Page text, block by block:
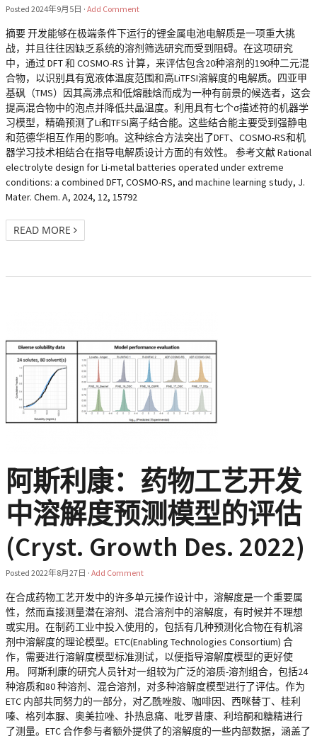
Posted 2024年9月5日 · Add Comment
摘要 开发能够在极端条件下运行的锂金属电池电解质是一项重大挑
战，并且往往因缺乏系统的溶剂筛选研究而受到阻碍。在这项研究
中，通过 DFT 和 COSMO-RS 计算，来评估包含20种溶剂的190种二元混
合物，以识别具有宽液体温度范围和高LiTFSI溶解度的电解质。四亚甲
基砜（TMS）因其高沸点和低熔融焓而成为一种有前景的候选者，这会
提高混合物中的泡点并降低共晶温度。利用具有七个σ描述符的机器学
习模型，精确预测了Li和TFSI离子结合能。这些结合能主要受到强静电
和范德华相互作用的影响。这种综合方法突出了DFT、COSMO-RS和机
器学习技术相结合在指导电解质设计方面的有效性。 参考文献 Rational
electrolyte design for Li-metal batteries operated under extreme
conditions: a combined DFT, COSMO-RS, and machine learning study, J.
Mater. Chem. A, 2024, 12, 15792
READ MORE
阿斯利康：药物工艺开发
中溶解度预测模型的评估
(Cryst. Growth Des. 2022)
Posted 2022年8月27日 · Add Comment
在合成药物工艺开发中的许多单元操作设计中，溶解度是一个重要属
性，然而直接测量潜在溶剂、混合溶剂中的溶解度，有时候并不理想
或实用。在制药工业中投入使用的，包括有几种预测化合物在有机溶
剂中溶解度的理论模型。ETC(Enabling Technologies Consortium) 合
作，需要进行溶解度模型标准测试，以便指导溶解度模型的更好使
用。 阿斯利康的研究人员针对一组较为广泛的溶质-溶剂组合，包括24
种溶质和80 种溶剂、混合溶剂，对多种溶解度模型进行了评估。作为
ETC 内部共同努力的一部分，对乙酰唑胺、咖啡因、西咪替丁、桂利
嗪、格列本脲、奥美拉唑、扑热息痛、吡罗昔康、利培酮和糖精进行
了测量。ETC 合作参与者额外提供了的溶解度的一些内部数据，涵盖了